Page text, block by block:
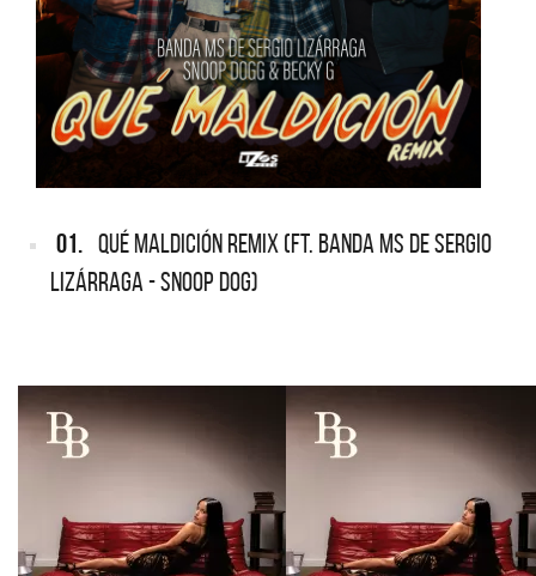
01. QUÉ MALDICIÓN REMIX (FT. BANDA MS DE SERGIO
LIZÁRRAGA - SNOOP DOG)